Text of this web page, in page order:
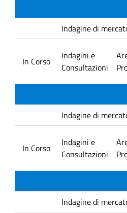
Indagine di
In Corso
Indagini e
Consultazioni
Indagine di
In Corso
Indagini e
Consultazioni
Indagine di